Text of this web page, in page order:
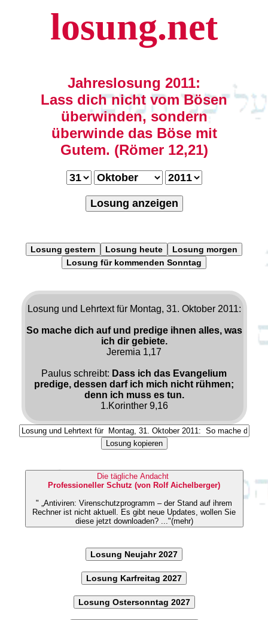
losung.net
Jahreslosung 2011:
Lass dich nicht vom Bösen
überwinden, sondern
überwinde das Böse mit
Gutem. (Römer 12,21)
Losung anzeigen
Losung gestern Losung heute
Losung morgen
Losung für kommenden Sonntag
Losung und Lehrtext für Montag, 31. Oktober 2011:
So mache dich auf und predige ihnen alles, was
ich dir gebiete.
Jeremia 1,17
Paulus schreibt: Dass ich das Evangelium
predige, dessen darf ich mich nicht rühmen;
denn ich muss es tun.
1.Korinther 9,16
Losung kopieren
Die tägliche Andacht
Professioneller Schutz (von Rolf Aichelberger)
" „Antiviren: Virenschutzprogramm – der Stand auf ihrem
Rechner ist nicht aktuell. Es gibt neue Updates, wollen Sie
diese jetzt downloaden? ..."(mehr)
Losung Neujahr 2027
Losung Karfreitag 2027
Losung Ostersonntag 2027